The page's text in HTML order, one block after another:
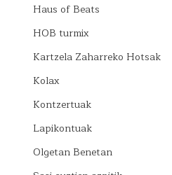
Haus of Beats
HOB turmix
Kartzela Zaharreko Hotsak
Kolax
Kontzertuak
Lapikontuak
Olgetan Benetan